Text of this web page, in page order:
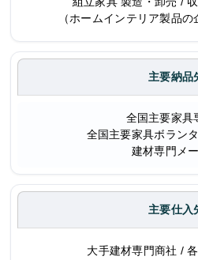
（ホームインテリア製品の
主要納品
全国主要家具
全国主要家具ボラン
建材専門メ
主要仕入
大手建材専門商社 /